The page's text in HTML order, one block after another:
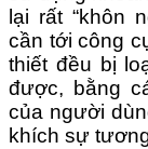
lại rất “khôn
cần tới công
thiết đều bị
được, bằng
của người
khích sự